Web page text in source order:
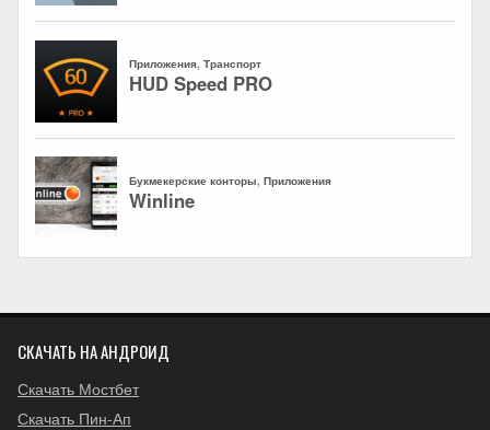
СКАЧАТЬ НА АНДРОИД
Скачать Мостбет
Скачать Пин-Ап